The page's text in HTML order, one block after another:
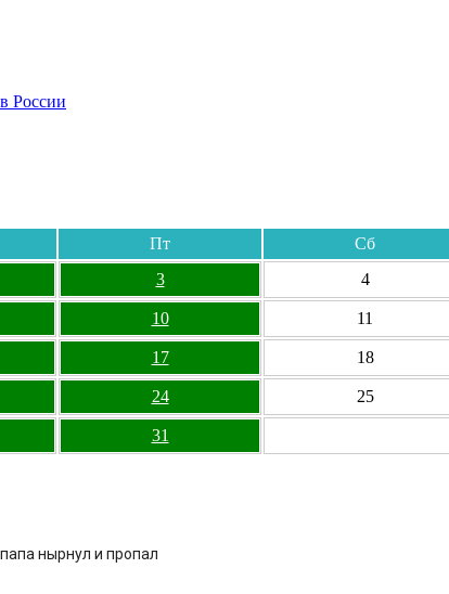
России
Пт Сб
3 4
10 11
17 18
24 25
31
нырнул и пропал